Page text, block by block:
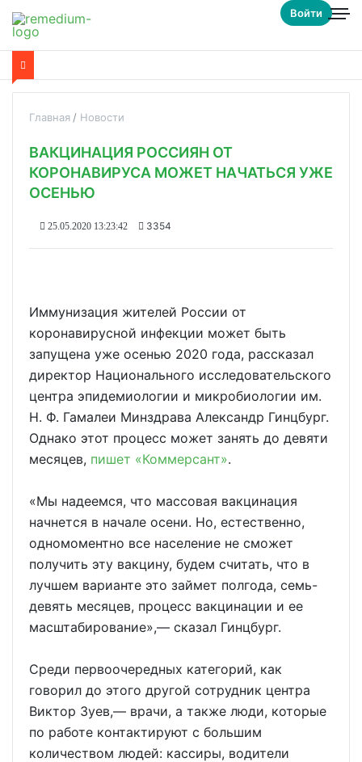
Войти
Главная Новости
ВАКЦИНАЦИЯ РОССИЯН ОТ
КОРОНАВИРУСА МОЖЕТ НАЧАТЬСЯ УЖЕ
ОСЕНЬЮ
25.05.2020 13:23:42 3354
Иммунизация жителей России от
коронавирусной инфекции может быть
запущена уже осенью 2020 года, рассказал
директор Национального исследовательского
центра эпидемиологии и микробиологии им.
Н. Ф. Гамалеи Минздрава Александр Гинцбург.
Однако этот процесс может занять до девяти
месяцев, пишет «Коммерсант».
«Мы надеемся, что массовая вакцинация
начнется в начале осени. Но, естественно,
одномоментно все население не сможет
получить эту вакцину, будем считать, что в
лучшем варианте это займет полгода, семь-
девять месяцев, процесс вакцинации и ее
масштабирование»,— сказал Гинцбург.
Среди первоочередных категорий, как
говорил до этого другой сотрудник центра
Виктор Зуев,— врачи, а также люди, которые
по работе контактируют с большим
количеством людей: кассиры, водители